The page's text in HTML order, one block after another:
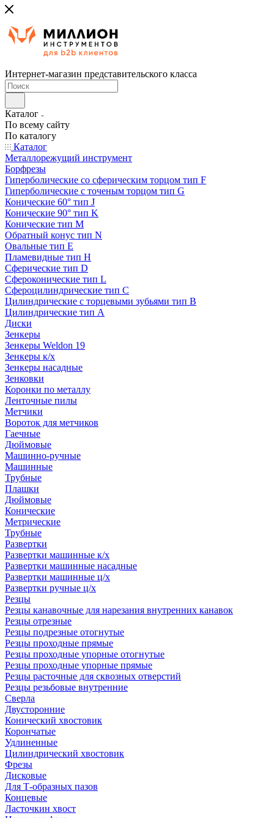
Интернет-магазин представительского класса
Каталог
По всему сайту
По каталогу
Каталог
Металлорежущий инструмент
Борфрезы
Гиперболические cо сферическим торцом тип F
Гиперболические с точеным торцом тип G
Конические 60° тип J
Конические 90° тип K
Конические тип M
Обратный конус тип N
Овальные тип E
Пламевидные тип H
Сферические тип D
Сфероконические тип L
Сфероцилиндрические тип C
Цилиндрические с торцевыми зубьями тип B
Цилиндрические тип А
Диски
Зенкеры
Зенкеры Weldon 19
Зенкеры к/х
Зенкеры насадные
Зенковки
Коронки по металлу
Ленточные пилы
Метчики
Вороток для метчиков
Гаечные
Дюймовые
Машинно-ручные
Машинные
Трубные
Плашки
Дюймовые
Конические
Метрические
Трубные
Развертки
Развертки машинные к/х
Развертки машинные насадные
Развертки машинные ц/х
Развертки ручные ц/х
Резцы
Резцы канавочные для нарезания внутренних канавок
Резцы отрезные
Резцы подрезные отогнутые
Резцы проходные прямые
Резцы проходные упорные отогнутые
Резцы проходные упорные прямые
Резцы расточные для сквозных отверстий
Резцы резьбовые внутренние
Сверла
Двусторонние
Конический хвостовик
Корончатые
Удлиненные
Цилиндрический хвостовик
Фрезы
Дисковые
Для Т-образных пазов
Концевые
Ласточкин хвост